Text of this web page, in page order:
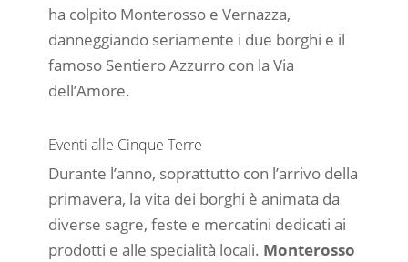
ha colpito Monterosso e Vernazza,
danneggiando seriamente i due borghi e il
famoso Sentiero Azzurro con la Via
dell’Amore.
Eventi alle Cinque Terre
Durante l’anno, soprattutto con l’arrivo della
primavera, la vita dei borghi è animata da
diverse sagre, feste e mercatini dedicati ai
prodotti e alle specialità locali. Monterosso